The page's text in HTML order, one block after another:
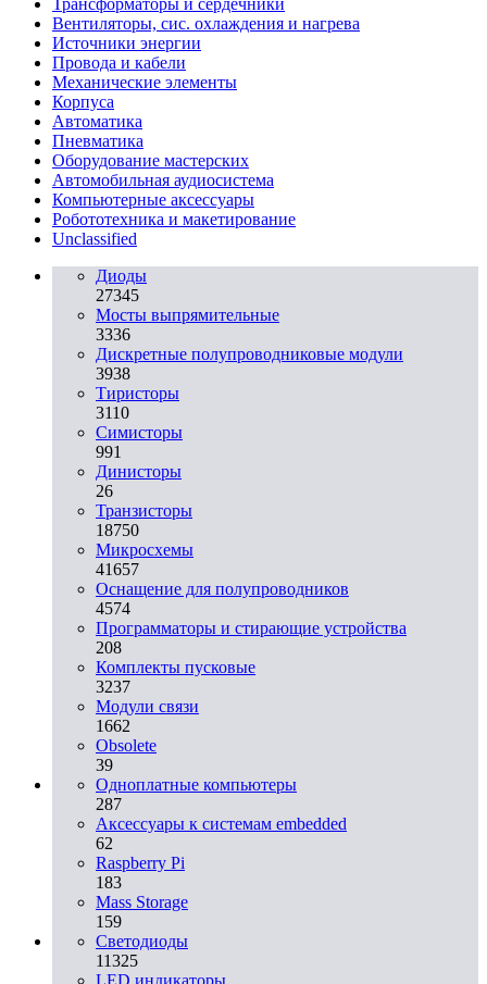
Вентиляторы, сис. охлаждения и нагрева
Источники энергии
Провода и кабели
Механические элементы
Корпуса
Автоматика
Пневматика
Оборудование мастерских
Автомобильная аудиосистема
Компьютерные аксессуары
Робототехника и макетирование
Unclassified
Диоды
27345
Мосты выпрямительные
3336
Дискретные полупроводниковые модули
3938
Тиристоры
3110
Симисторы
991
Динисторы
26
Транзисторы
18750
Микросхемы
41657
Оснащение для полупроводников
4574
Программаторы и стирающие устройства
208
Комплекты пусковые
3237
Модули связи
1662
Obsolete
39
Одноплатные компьютеры
287
Аксессуары к системам embedded
62
Raspberry Pi
183
Mass Storage
159
Светодиоды
11325
LED индикаторы